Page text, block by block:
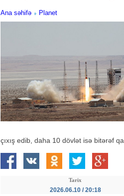
Ana səhifə Planet
çıxış edib, daha 10 dövlət isə bitərəf
Tarix
2026.06.10 / 20:18